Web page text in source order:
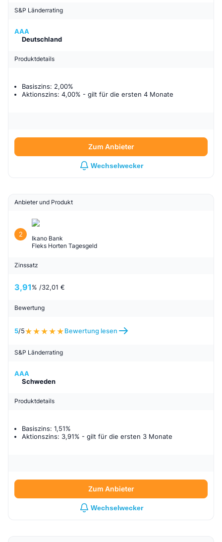
S&P Länderrating
AAA
Deutschland
Produktdetails
Basiszins: 2,00%
Aktionszins: 4,00% - gilt für die ersten 4 Monate
Zum Anbieter
Wechselwecker
Anbieter und Produkt
2
Ikano Bank
Fleks Horten Tagesgeld
Zinssatz
3,91% /32,01 €
Bewertung
5/5 Bewertung lesen
S&P Länderrating
AAA
Schweden
Produktdetails
Basiszins: 1,51%
Aktionszins: 3,91% - gilt für die ersten 3 Monate
Zum Anbieter
Wechselwecker